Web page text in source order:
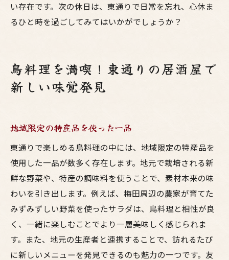
い存在です。次の休日は、東通りで日常を忘れ、心休ま
るひと時を過ごしてみてはいかがでしょうか？
鳥料理を満喫！東通りの居酒屋で
新しい味覚発見
地域限定の特産品を使った一品
東通りで楽しめる鳥料理の中には、地域限定の特産品を
使用した一品が数多く存在します。地元で栽培される新
鮮な野菜や、特産の調味料を使うことで、素材本来の味
わいを引き出します。例えば、梅田周辺の農家が育てた
みずみずしい野菜を使ったサラダは、鳥料理と相性が良
く、一緒に楽しむことでより一層美味しく感じられま
す。また、地元の生産者と連携することで、訪れるたび
に新しいメニューを発見できるのも魅力の一つです。友